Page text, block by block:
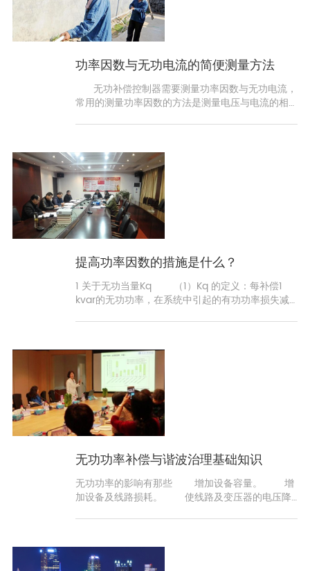
功率因数与无功电流的简便测量方法
无功补偿控制器需要测量功率因数与无功电流，
常用的测量功率因数的方法是测量电压与电流的相
提高功率因数的措施是什么？
1 关于无功当量Kq （1）Kq 的定义：每补偿1
kvar的无功功率，在系统中引起的有功功率损失减
无功功率补偿与谐波治理基础知识
无功功率的影响有那些 增加设备容量。 增
加设备及线路损耗。 使线路及变压器的电压降